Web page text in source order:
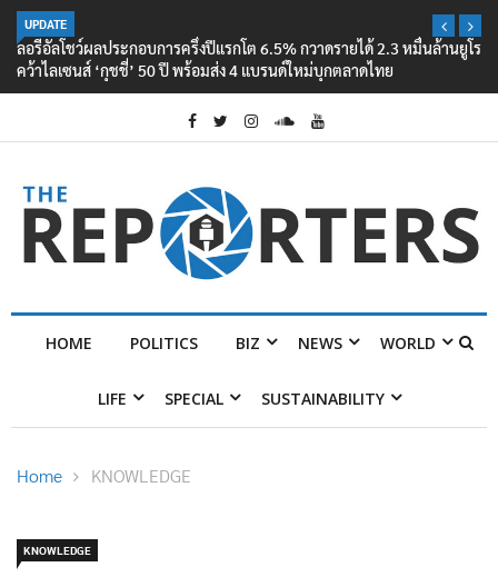
UPDATE
ลอรีอัลโชว์ผลประกอบการครึ่งปีแรกโต 6.5% กวาดรายได้ 2.3 หมื่นล้านยูโร
คว้าไลเซนส์ ‘กุชชี่’ 50 ปี พร้อมส่ง 4 แบรนด์ใหม่บุกตลาดไทย
HOME POLITICS BIZ NEWS WORLD
LIFE SPECIAL SUSTAINABILITY
Home KNOWLEDGE
KNOWLEDGE